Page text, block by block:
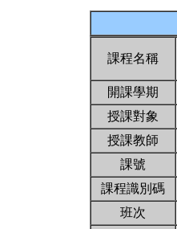
課程名稱
開課學期
授課對象
授課教師
課號
課程識別碼
班次